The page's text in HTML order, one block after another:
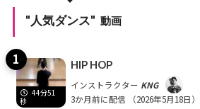
"人気ダンス" 動画
44分51
秒
HIP HOP
インストラクター KNG
3か月前に配信
（2026年5月18日）